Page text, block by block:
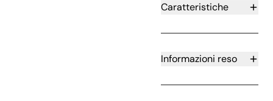
Caratteristiche
Informazioni reso